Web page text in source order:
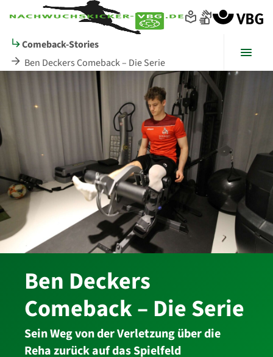
Seitenanfang
zum
zur
im
Fußbereich
Comeback-Stories
Ben Deckers Comeback – Die Serie
Menü
Ben Deckers
Comeback – Die Serie
Sein Weg von der Verletzung über die
Reha zurück auf das Spielfeld